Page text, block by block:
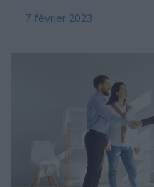
7 février 2023